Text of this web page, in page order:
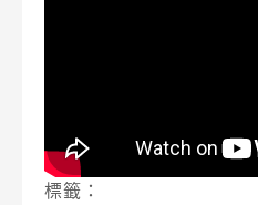
標籤：